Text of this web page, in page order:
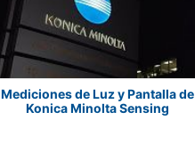
Mediciones de Luz y Pantalla de
Konica Minolta Sensing